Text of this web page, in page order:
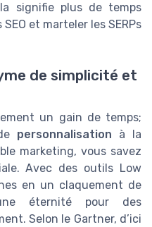
signifie plus de temps
et marteler les SERPs
de simplicité et
un gain de temps;
personnalisation à la
marketing, vous savez
Avec des outils Low
en un claquement de
éternité pour des
Selon le Gartner, d’ici